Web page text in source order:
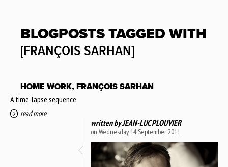
BLOGPOSTS TAGGED WITH
[FRANÇOIS SARHAN]
HOME WORK, FRANÇOIS SARHAN
A time-lapse sequence
read more
written byJEAN-LUC PLOUVIER
on Wednesday, 14 September 2011